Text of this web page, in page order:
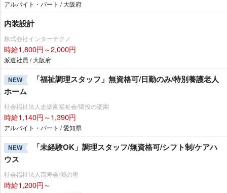
アルバイト・パート / 大阪府
内装設計
株式会社インターテクノ
時給1,800円～2,000円
派遣社員 / 大阪府
NEW
「福祉調理スタッフ」無資格可/日勤のみ/特別養護老人
ホーム
社会福祉法人志楽園福祉会/猿投の楽園
時給1,140円～1,390円
アルバイト・パート / 愛知県
NEW
「未経験OK」調理スタッフ/無資格可/シフト制/ケアハ
ウス
社会福祉法人百寿会/鴻の里
時給1,200円～